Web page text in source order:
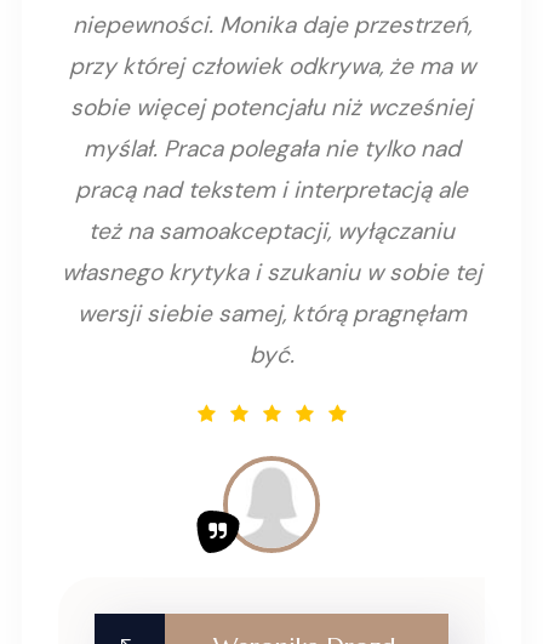
niepewności. Monika daje przestrzeń,
przy której człowiek odkrywa, że ma w
sobie więcej potencjału niż wcześniej
myślał. Praca polegała nie tylko nad
pracą nad tekstem i interpretacją ale
też na samoakceptacji, wyłączaniu
własnego krytyka i szukaniu w sobie tej
wersji siebie samej, którą pragnęłam
być.